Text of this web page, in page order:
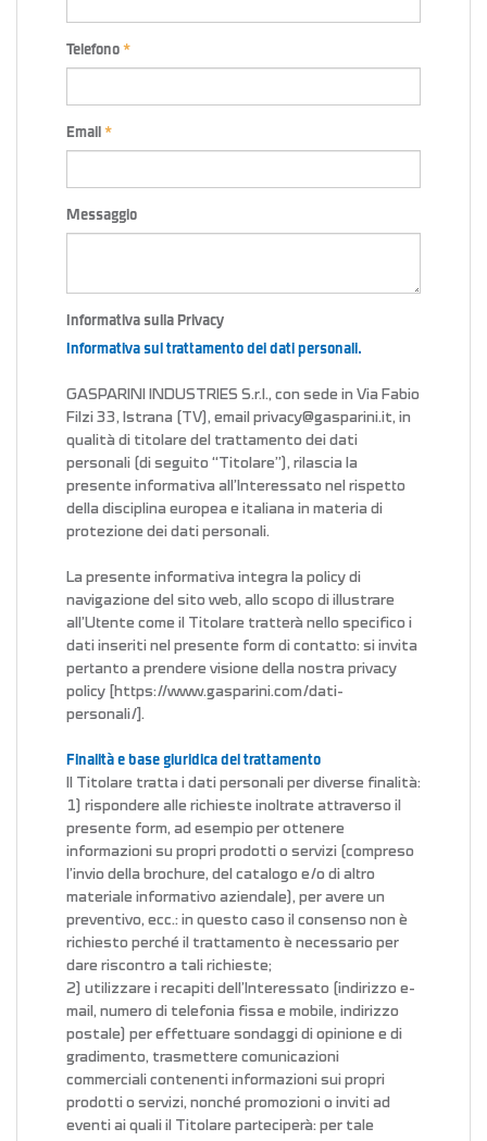
Telefono
Email
Messaggio
Informativa sulla Privacy
Informativa sul trattamento dei dati personali.
GASPARINI INDUSTRIES S.r.l., con sede in Via Fabio
Filzi 33, Istrana (TV), email privacy@gasparini.it, in
qualità di titolare del trattamento dei dati
personali (di seguito “Titolare”), rilascia la
presente informativa all’Interessato nel rispetto
della disciplina europea e italiana in materia di
protezione dei dati personali.
La presente informativa integra la policy di
navigazione del sito web, allo scopo di illustrare
all’Utente come il Titolare tratterà nello specifico i
dati inseriti nel presente form di contatto: si invita
pertanto a prendere visione della nostra privacy
policy [https://www.gasparini.com/dati-
personali/].
Finalità e base giuridica del trattamento
Il Titolare tratta i dati personali per diverse finalità:
1) rispondere alle richieste inoltrate attraverso il
presente form, ad esempio per ottenere
informazioni su propri prodotti o servizi (compreso
l’invio della brochure, del catalogo e/o di altro
materiale informativo aziendale), per avere un
preventivo, ecc.: in questo caso il consenso non è
richiesto perché il trattamento è necessario per
dare riscontro a tali richieste;
2) utilizzare i recapiti dell’Interessato (indirizzo e-
mail, numero di telefonia fissa e mobile, indirizzo
postale) per effettuare sondaggi di opinione e di
gradimento, trasmettere comunicazioni
commerciali contenenti informazioni sui propri
prodotti o servizi, nonché promozioni o inviti ad
eventi ai quali il Titolare parteciperà: per tale